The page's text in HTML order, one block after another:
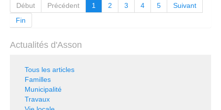
Début
Précédent 1 2 3 4 5
Suivant
Fin
Actualités d'Asson
Tous les articles
Familles
Municipalité
Travaux